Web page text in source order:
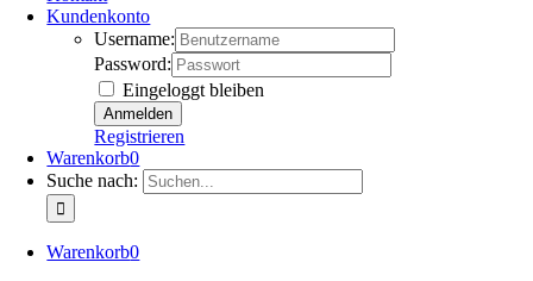
Kundenkonto
Username:
Password:
Eingeloggt bleiben
Registrieren
Warenkorb0
Suche nach:
Warenkorb0